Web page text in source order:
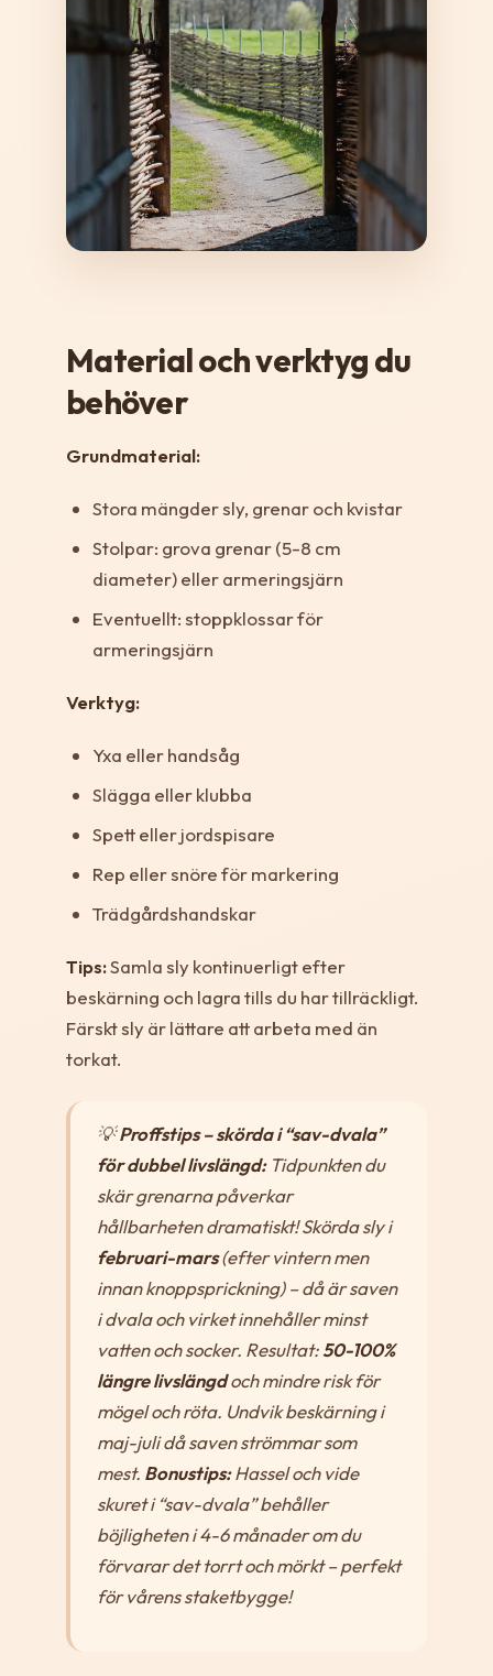
Material och verktyg du
behöver
Grundmaterial:
Stora mängder sly, grenar och kvistar
Stolpar: grova grenar (5-8 cm
diameter) eller armeringsjärn
Eventuellt: stoppklossar för
armeringsjärn
Verktyg:
Yxa eller handsåg
Slägga eller klubba
Spett eller jordspisare
Rep eller snöre för markering
Trädgårdshandskar
Tips:Samla sly kontinuerligt efter
beskärning och lagra tills du har tillräckligt.
Färskt sly är lättare att arbeta med än
torkat.
💡Proffstips – skörda i “sav-dvala”
för dubbel livslängd:Tidpunkten du
skär grenarna påverkar
hållbarheten dramatiskt! Skörda sly i
februari-mars(efter vintern men
innan knoppsprickning) – då är saven
i dvala och virket innehåller minst
vatten och socker. Resultat:50-100%
längre livslängdoch mindre risk för
mögel och röta. Undvik beskärning i
maj-juli då saven strömmar som
mest. Bonustips:Hassel och vide
skuret i “sav-dvala” behåller
böjligheten i 4-6 månader om du
förvarar det torrt och mörkt – perfekt
för vårens staketbygge!